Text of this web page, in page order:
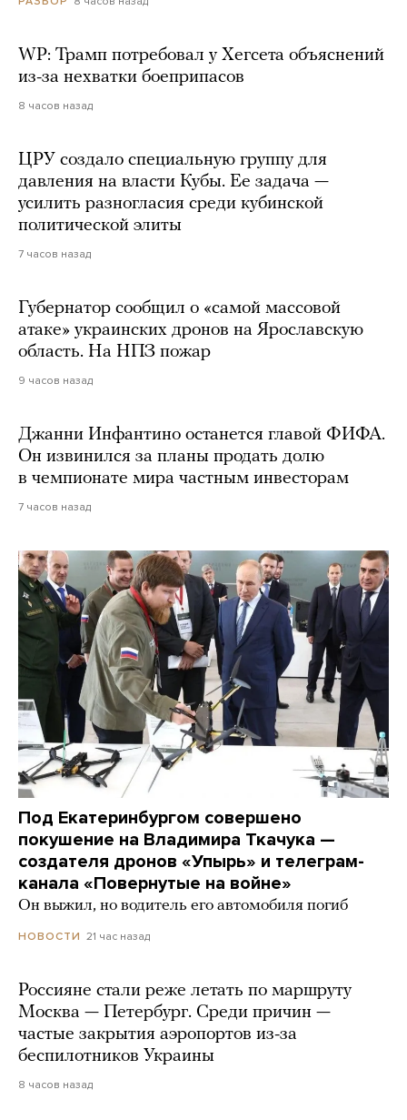
WP: Трамп потребовал у Хегсета объяснений
из-за нехватки боеприпасов
8 часов назад
ЦРУ создало специальную группу для
давления на власти Кубы. Ее задача —
усилить разногласия среди кубинской
политической элиты
7 часов назад
Губернатор сообщил о «самой массовой
атаке» украинских дронов на Ярославскую
область. На НПЗ пожар
9 часов назад
Джанни Инфантино останется главой ФИФА.
Он извинился за планы продать долю
в чемпионате мира частным инвесторам
7 часов назад
Под Екатеринбургом совершено
покушение на Владимира Ткачука —
создателя дронов «Упырь» и телеграм-
канала «Повернутые на войне»
Он выжил, но водитель его автомобиля погиб
НОВОСТИ 21 час назад
Россияне стали реже летать по маршруту
Москва — Петербург. Среди причин —
частые закрытия аэропортов из-за
беспилотников Украины
8 часов назад